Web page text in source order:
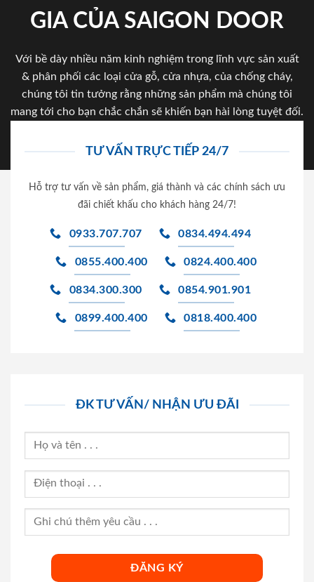
GIA CỦA SAIGON DOOR
Với bề dày nhiều năm kinh nghiệm trong lĩnh vực sản xuất
& phân phối các loại cửa gỗ, cửa nhựa, của chống cháy,
chúng tôi tin tưởng rằng những sản phẩm mà chúng tôi
mang tới cho bạn chắc chắn sẽ khiến bạn hài lòng tuyệt đối.
TƯ VẤN TRỰC TIẾP 24/7
Hỗ trợ tư vấn về sản phẩm, giá thành và các chính sách ưu
đãi chiết khấu cho khách hàng 24/7!
0933.707.707 0834.494.494
0855.400.400 0824.400.400
0834.300.300 0854.901.901
0899.400.400 0818.400.400
ĐK TƯ VẤN/ NHẬN ƯU ĐÃI